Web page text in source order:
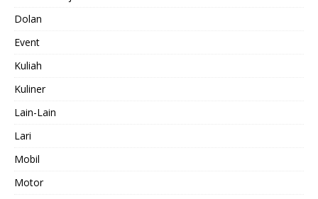
Dolan
Event
Kuliah
Kuliner
Lain-Lain
Lari
Mobil
Motor